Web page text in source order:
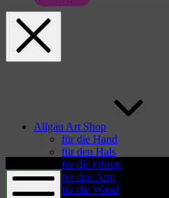
Allgäu Art Shop
für die Hand
für den Hals
für die Ohren
für den Arm
für die Wand
art.com